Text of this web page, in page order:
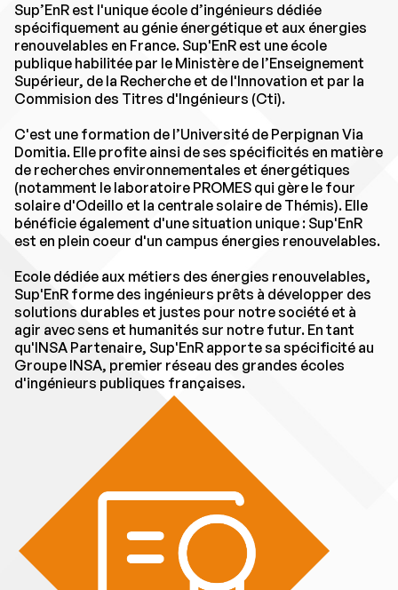
Sup’EnR est l'unique école d’ingénieurs dédiée
spécifiquement au génie énergétique et aux énergies
renouvelables en France. Sup'EnR est une école
publique habilitée par le Ministère de l’Enseignement
Supérieur, de la Recherche et de l'Innovation et par la
Commision des Titres d'Ingénieurs (Cti).
C'est une formation de l’Université de Perpignan Via
Domitia. Elle profite ainsi de ses spécificités en matière
de recherches environnementales et énergétiques
(notamment le laboratoire PROMES qui gère le four
solaire d'Odeillo et la centrale solaire de Thémis). Elle
bénéficie également d'une situation unique : Sup'EnR
est en plein coeur d'un campus énergies renouvelables.
Ecole dédiée aux métiers des énergies renouvelables,
Sup'EnR forme des ingénieurs prêts à développer des
solutions durables et justes pour notre société et à
agir avec sens et humanités sur notre futur. En tant
qu'INSA Partenaire, Sup'EnR apporte sa spécificité au
Groupe INSA, premier réseau des grandes écoles
d'ingénieurs publiques françaises.